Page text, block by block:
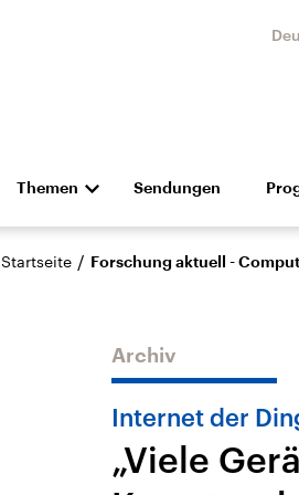
Themen
Die Nachrichten Politik
Hörspiel und Feature Musik
Landtagswahl Sachsen-
Anhalt 2026
USA
Sendungen
Startseite / Forschung aktuell -
Archiv
Internet der
„Viele